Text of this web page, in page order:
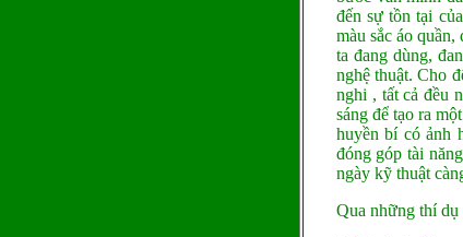
đến sự tồn tại
màu sắc áo
ta đang dùng,
nghệ thuật. Cho
nghi , tất cả đều
sáng để tạo ra
huyền bí có ảnh
đóng góp tài
ngày kỹ thuật
Qua những thí dụ